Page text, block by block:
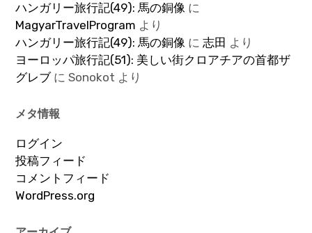
ハンガリー旅行記(49): 馬の銅像 に
MagyarTravelProgram より
ハンガリー旅行記(49): 馬の銅像 に志田 より
ヨーロッパ旅行記(51): 美しい街クロアチアの首都ザ
グレブにSonokot より
メタ情報
ログイン
投稿フィード
コメントフィード
WordPress.org